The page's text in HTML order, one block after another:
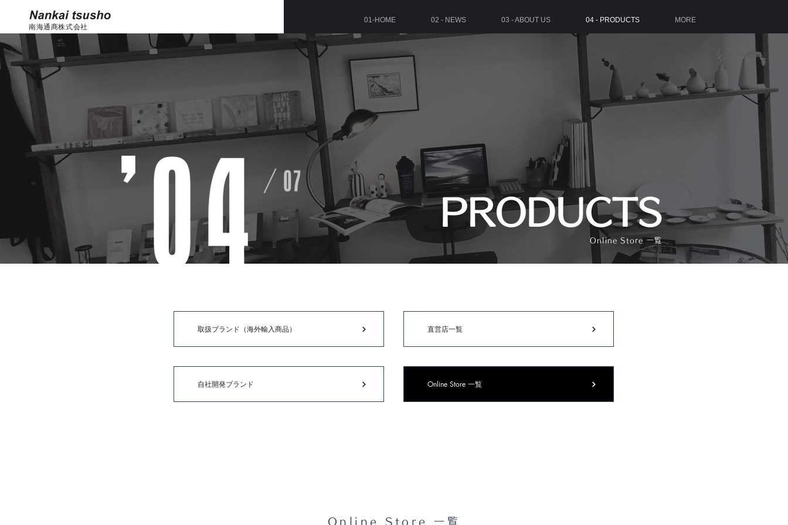
南海通商株式会社
01-HOME 02 - NEWS 03 - ABOUT US 04 - PRODUCTS MORE
PRODUCTS
Online Store 一覧
取扱ブランド（海外輸入商品） 直営店一覧
自社開発ブランド Online Store 一覧
Online Store 一覧